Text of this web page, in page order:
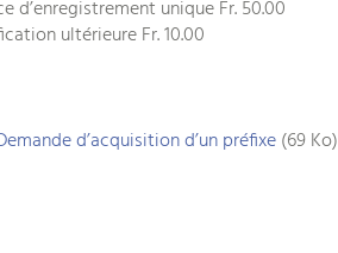
d’enregistrement unique Fr. 50.00
ultérieure Fr. 10.00
d’acquisition d’un préfixe(69 Ko)